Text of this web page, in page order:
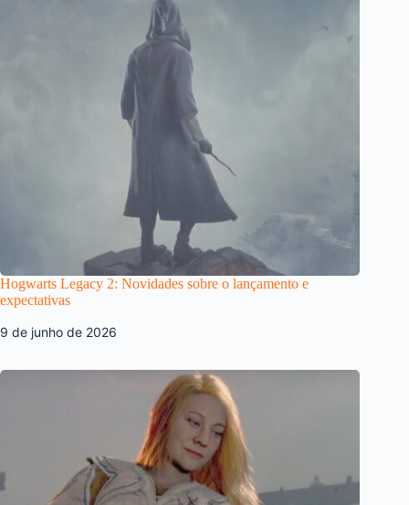
Hogwarts Legacy 2: Novidades sobre o lançamento e
expectativas
9 de junho de 2026